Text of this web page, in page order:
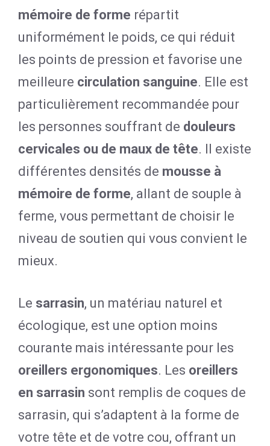
mémoire de forme répartit
uniformément le poids, ce qui réduit
les points de pression et favorise une
meilleure circulation sanguine. Elle est
particulièrement recommandée pour
les personnes souffrant de douleurs
cervicales ou de maux de tête. Il existe
différentes densités de mousse à
mémoire de forme, allant de souple à
ferme, vous permettant de choisir le
niveau de soutien qui vous convient le
mieux.
Le sarrasin, un matériau naturel et
écologique, est une option moins
courante mais intéressante pour les
oreillers ergonomiques. Les oreillers
en sarrasin sont remplis de coques de
sarrasin, qui s’adaptent à la forme de
votre tête et de votre cou, offrant un